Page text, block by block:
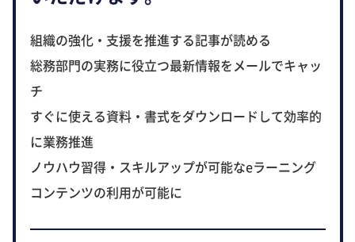
組織の強化・支援を推進する記事が読める
総務部門の実務に役立つ最新情報をメールでキャッ
チ
すぐに使える資料・書式をダウンロードして効率的
に業務推進
ノウハウ習得・スキルアップが可能なeラーニング
コンテンツの利用が可能に